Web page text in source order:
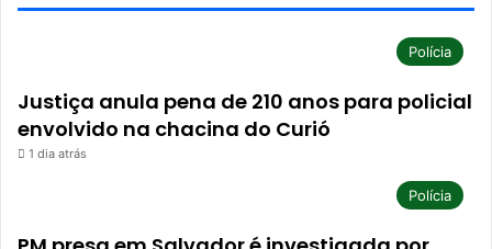
Polícia
Justiça anula pena de 210 anos para policial
envolvido na chacina do Curió
1 dia atrás
Polícia